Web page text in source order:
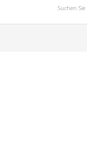
Suchen Sie